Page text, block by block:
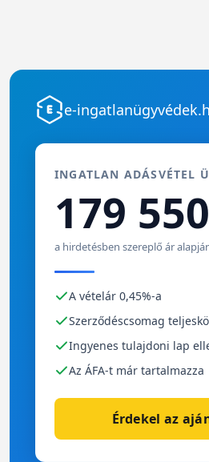
e-
INGATLAN ADÁSVÉTEL
179
a hirdetésben szereplő ár
A vételár 0,45%-a
Szerződéscsomag
Ingyenes tulajdoni lap
Az ÁFA-t már tartalmazza
Érdekel az